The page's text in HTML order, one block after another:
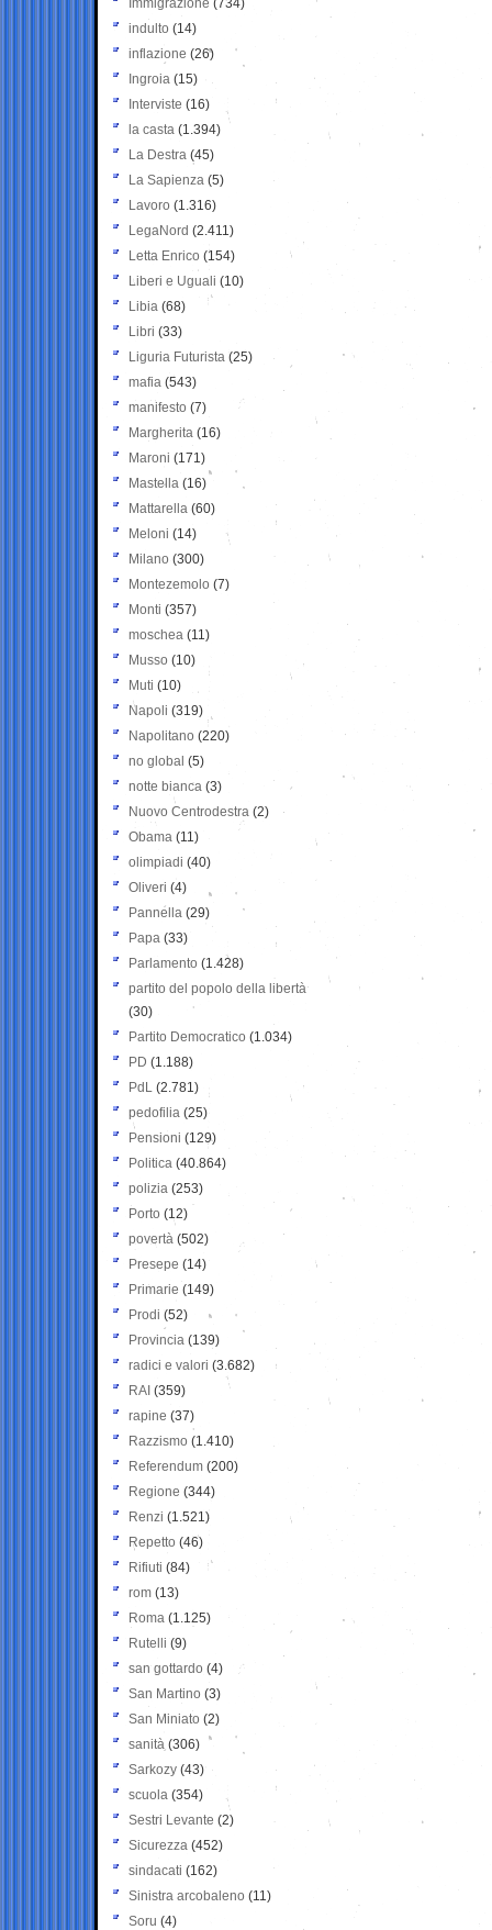
Immigrazione (734)
indulto (14)
inflazione (26)
Ingroia (15)
Interviste (16)
la casta (1.394)
La Destra (45)
La Sapienza (5)
Lavoro (1.316)
LegaNord (2.411)
Letta Enrico (154)
Liberi e Uguali (10)
Libia (68)
Libri (33)
Liguria Futurista (25)
mafia (543)
manifesto (7)
Margherita (16)
Maroni (171)
Mastella (16)
Mattarella (60)
Meloni (14)
Milano (300)
Montezemolo (7)
Monti (357)
moschea (11)
Musso (10)
Muti (10)
Napoli (319)
Napolitano (220)
no global (5)
notte bianca (3)
Nuovo Centrodestra (2)
Obama (11)
olimpiadi (40)
Oliveri (4)
Pannella (29)
Papa (33)
Parlamento (1.428)
partito del popolo della libertà
(30)
Partito Democratico (1.034)
PD (1.188)
PdL (2.781)
pedofilia (25)
Pensioni (129)
Politica (40.864)
polizia (253)
Porto (12)
povertà (502)
Presepe (14)
Primarie (149)
Prodi (52)
Provincia (139)
radici e valori (3.682)
RAI (359)
rapine (37)
Razzismo (1.410)
Referendum (200)
Regione (344)
Renzi (1.521)
Repetto (46)
Rifiuti (84)
rom (13)
Roma (1.125)
Rutelli (9)
san gottardo (4)
San Martino (3)
San Miniato (2)
sanità (306)
Sarkozy (43)
scuola (354)
Sestri Levante (2)
Sicurezza (452)
sindacati (162)
Sinistra arcobaleno (11)
Soru (4)